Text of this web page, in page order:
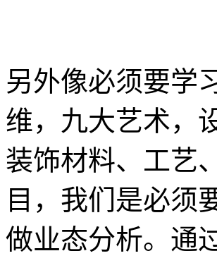
另外像必须要学
维，九大艺术，
装饰材料、工艺
目，我们是必须
做业态分析。通